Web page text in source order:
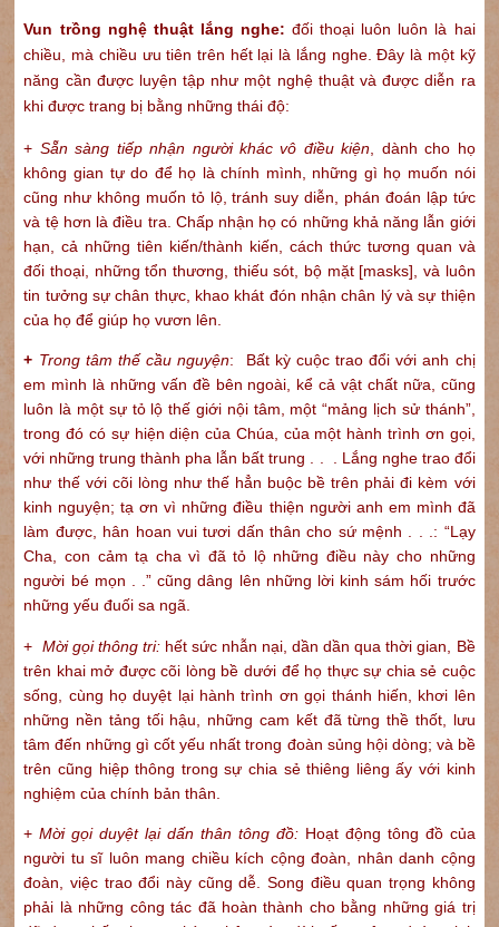
Vun trồng nghệ thuật lắng nghe:đối thoại luôn luôn là hai
chiều, mà chiều ưu tiên trên hết lại là lắng nghe. Đây là một kỹ
năng cần được luyện tập như một nghệ thuật và được diễn ra
khi được trang bị bằng những thái độ:
+ Sẵn sàng tiếp nhận người khác vô điều kiện , dành cho họ
không gian tự do để họ là chính mình, những gì họ muốn nói
cũng như không muốn tỏ lộ, tránh suy diễn, phán đoán lập tức
và tệ hơn là điều tra. Chấp nhận họ có những khả năng lẫn giới
hạn, cả những tiên kiến/thành kiến, cách thức tương quan và
đối thoại, những tổn thương, thiếu sót, bộ mặt [masks], và luôn
tin tưởng sự chân thực, khao khát đón nhận chân lý và sự thiện
của họ để giúp họ vươn lên.
+ Trong tâm thế cầu nguyện: Bất kỳ cuộc trao đổi với anh chị
em mình là những vấn đề bên ngoài, kể cả vật chất nữa, cũng
luôn là một sự tỏ lộ thế giới nội tâm, một “mảng lịch sử thánh”,
trong đó có sự hiện diện của Chúa, của một hành trình ơn gọi,
với những trung thành pha lẫn bất trung . . . Lắng nghe trao đổi
như thế với cõi lòng như thế hẳn buộc bề trên phải đi kèm với
kinh nguyện; tạ ơn vì những điều thiện người anh em mình đã
làm được, hân hoan vui tươi dấn thân cho sứ mệnh . . .: “Lạy
Cha, con cảm tạ cha vì đã tỏ lộ những điều này cho những
người bé mọn . .” cũng dâng lên những lời kinh sám hối trước
những yếu đuối sa ngã.
+ Mời gọi thông tri: hết sức nhẫn nại, dần dần qua thời gian, Bề
trên khai mở được cõi lòng bề dưới để họ thực sự chia sẻ cuộc
sống, cùng họ duyệt lại hành trình ơn gọi thánh hiến, khơi lên
những nền tảng tối hậu, những cam kết đã từng thề thốt, lưu
tâm đến những gì cốt yếu nhất trong đoàn sủng hội dòng; và bề
trên cũng hiệp thông trong sự chia sẻ thiêng liêng ấy với kinh
nghiệm của chính bản thân.
+Mời gọi duyệt lại dấn thân tông đồ: Hoạt động tông đồ của
người tu sĩ luôn mang chiều kích cộng đoàn, nhân danh cộng
đoàn, việc trao đổi này cũng dễ. Song điều quan trọng không
phải là những công tác đã hoàn thành cho bằng những giá trị